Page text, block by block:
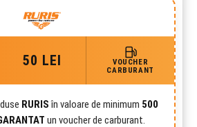
50 LEI
VOUCHER
CARBURANT
RURISîn valoare de minimum 500
un voucher de carburant.